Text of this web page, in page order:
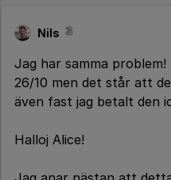
Nils
Jag har samma
26/10 men det står att
även fast jag betalt den
Halloj Alice!